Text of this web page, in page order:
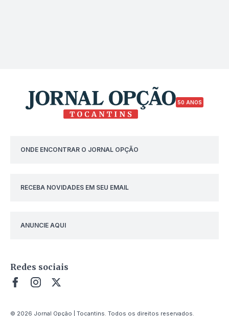
50 ANOS
ONDE ENCONTRAR O JORNAL OPÇÃO
RECEBA NOVIDADES EM SEU EMAIL
ANUNCIE AQUI
Redes sociais
© 2026 Jornal Opção | Tocantins. Todos os direitos reservados.